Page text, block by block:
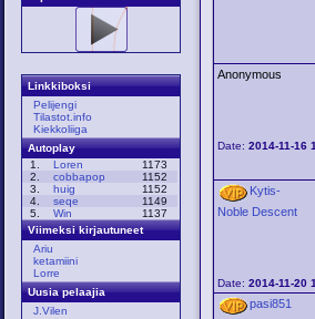
Linkkiboksi
Pelijengi
Tilastot.info
Kiekkoliiga
Autoplay
1.
Loren
1173
2.
cobbapop
1152
3.
huig
1152
4.
seqe
1149
5.
Win
1137
Viimeksi kirjautuneet
Ariu
ketamiini
Lorre
Uusia pelaajia
J.Vilen
Anonymous
Date:2014-11-16
Kytis-
Noble Descent
Date:2014-11-20
pasi851